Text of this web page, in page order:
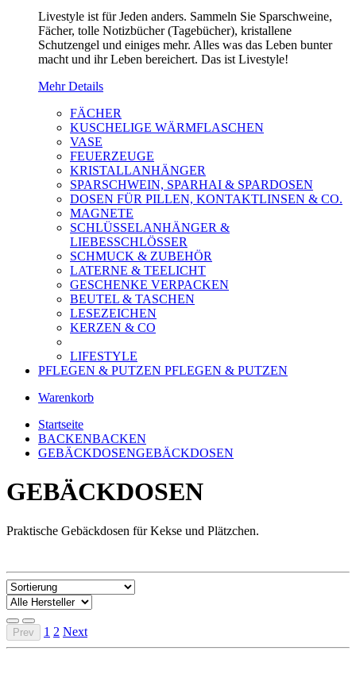
Livestyle ist für Jeden anders. Sammeln Sie Sparschweine,
Fächer, tolle Notizbücher (Tagebücher), kristallene
Schutzengel und einiges mehr. Alles was das Leben bunter
macht und ihr Leben bereichert. Das ist Livestyle!
Mehr Details
FÄCHER
KUSCHELIGE WÄRMFLASCHEN
VASE
FEUERZEUGE
KRISTALLANHÄNGER
SPARSCHWEIN, SPARHAI & SPARDOSEN
DOSEN FÜR PILLEN, KONTAKTLINSEN & CO.
MAGNETE
SCHLÜSSELANHÄNGER &
LIEBESSCHLÖSSER
SCHMUCK & ZUBEHÖR
LATERNE & TEELICHT
GESCHENKE VERPACKEN
BEUTEL & TASCHEN
LESEZEICHEN
KERZEN & CO
LIFESTYLE
PFLEGEN & PUTZEN PFLEGEN & PUTZEN
Warenkorb
Startseite
BACKENBACKEN
GEBÄCKDOSENGEBÄCKDOSEN
GEBÄCKDOSEN
Praktische Gebäckdosen für Kekse und Plätzchen.
Prev 1 2 Next